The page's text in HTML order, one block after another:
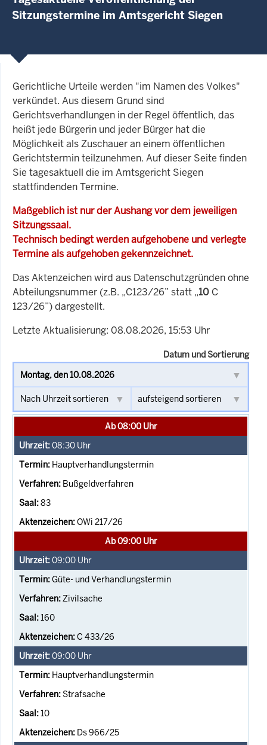
Sitzungstermine im Amtsgericht Siegen
Gerichtliche Urteile werden "im Namen des Volkes"
verkündet. Aus diesem Grund sind
Gerichtsverhandlungen in der Regel öffentlich, das
heißt jede Bürgerin und jeder Bürger hat die
Möglichkeit als Zuschauer an einem öffentlichen
Gerichtstermin teilzunehmen. Auf dieser Seite finden
Sie tagesaktuell die im Amtsgericht Siegen
stattfindenden Termine.
Maßgeblich ist nur der Aushang vor dem jeweiligen
Sitzungssaal.
Technisch bedingt werden aufgehobene und verlegte
Termine als aufgehoben gekennzeichnet.
Das Aktenzeichen wird aus Datenschutzgründen ohne
Abteilungsnummer (z.B. „C123/26” statt „10 C
123/26”) dargestellt.
Letzte Aktualisierung: 08.08.2026, 15:53 Uhr
Datum und Sortierung
Ab 08:00 Uhr
08:30 Uhr
Hauptverhandlungstermin
Bußgeldverfahren
83
OWi 217/26
Ab 09:00 Uhr
09:00 Uhr
Güte- und Verhandlungstermin
Zivilsache
160
C 433/26
09:00 Uhr
Hauptverhandlungstermin
Strafsache
10
Ds 966/25